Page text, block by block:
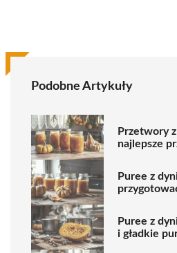
Podobne Artykuły
Przetwory
najlepsze
Puree z
Puree z
i gładkie